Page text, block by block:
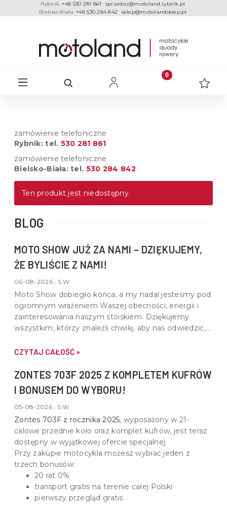
Rybnik +48 530 281 861
sprzedaz@motoland.rybnik.pl
Bielsko-Biała +48 530 284 842 sklep@motolandsklep.pl
zamówienie telefoniczne
Rybnik: tel. 530 281 861
zamówienie telefoniczne
Bielsko-Biała: tel. 530 284 842
Ten produkt jest niedostępny.
BLOG
MOTO SHOW JUŻ ZA NAMI – DZIĘKUJEMY,
ŻE BYLIŚCIE Z NAMI!
06-08-2026 , S.W
Moto Show dobiegło końca, a my nadal jesteśmy pod
ogromnym wrażeniem Waszej obecności, energii i
zainteresowania naszym stoiskiem. Dziękujemy
wszystkim, którzy znaleźli chwilę, aby nas odwiedzić,
do motoryzacji.
CZYTAJ CAŁOŚĆ »
ZONTES 703F 2025 Z KOMPLETEM KUFRÓW
I BONUSEM DO WYBORU!
05-08-2026 , S.W.
Zontes 703F z rocznika 2025, wyposażony w 21-
calowe przednie koło oraz komplet kufrów, jest teraz
dostępny w wyjątkowej ofercie specjalnej.
Przy zakupie motocykla możesz wybrać jeden z
trzech bonusów:
20 rat 0%
transport gratis na terenie całej Polski
pierwszy przegląd gratis